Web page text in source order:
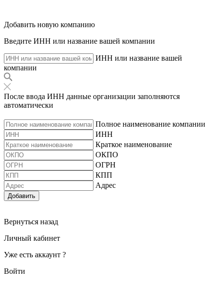
Добавить новую компанию
Введите ИНН или название вашей компании
ИНН или название вашей
компании
После ввода ИНН данные организации заполняются
автоматически
Полное наименование компании
ИНН
Краткое наименование
ОКПО
ОГРН
КПП
Адрес
Добавить
Вернуться назад
Личный кабинет
Уже есть аккаунт ?
Войти